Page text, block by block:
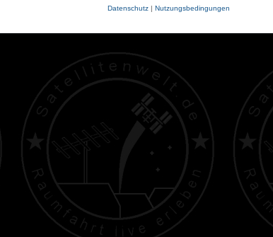
Datenschutz| Nutzungsbedingungen